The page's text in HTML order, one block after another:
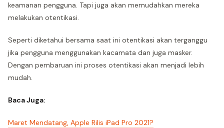
keamanan pengguna. Tapi juga akan memudahkan mereka
melakukan otentikasi.
Seperti diketahui bersama saat ini otentikasi akan terganggu
jika pengguna menggunakan kacamata dan juga masker.
Dengan pembaruan ini proses otentikasi akan menjadi lebih
mudah.
Baca Juga:
Maret Mendatang, Apple Rilis iPad Pro 2021?